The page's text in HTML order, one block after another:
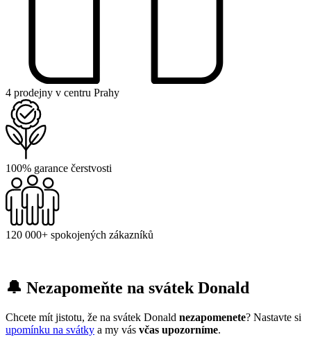
4 prodejny v centru Prahy
100% garance čerstvosti
120 000+ spokojených zákazníků
🔔 Nezapomeňte na svátek Donald
Chcete mít jistotu, že na svátek Donald nezapomenete? Nastavte si
upomínku na svátky a my vás včas upozorníme.